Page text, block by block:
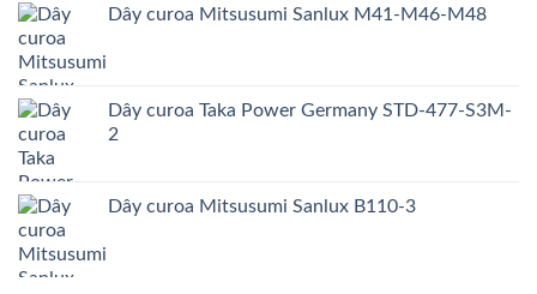
Dây curoa Mitsusumi Sanlux M41-M46-M48
Dây curoa Taka Power Germany STD-477-S3M-
2
Dây curoa Mitsusumi Sanlux B110-3